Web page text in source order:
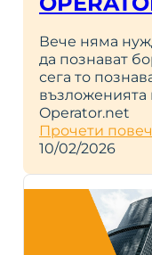
Вече няма
да познават
сега то
възложенията
Operator.net
Прочети
10/02/2026